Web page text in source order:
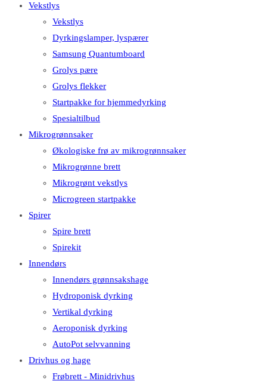
Vekstlys
Vekstlys
Dyrkingslamper, lyspærer
Samsung Quantumboard
Grolys pære
Grolys flekker
Startpakke for hjemmedyrking
Spesialtilbud
Mikrogrønnsaker
Økologiske frø av mikrogrønnsaker
Mikrogrønne brett
Mikrogrønt vekstlys
Microgreen startpakke
Spirer
Spire brett
Spirekit
Innendørs
Innendørs grønnsakshage
Hydroponisk dyrking
Vertikal dyrking
Aeroponisk dyrking
AutoPot selvvanning
Drivhus og hage
Frøbrett - Minidrivhus